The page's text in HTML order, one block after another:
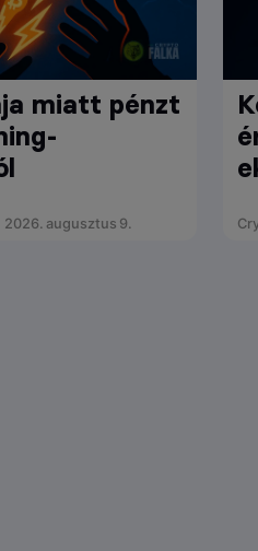
miatt pénzt
augusztus 9.